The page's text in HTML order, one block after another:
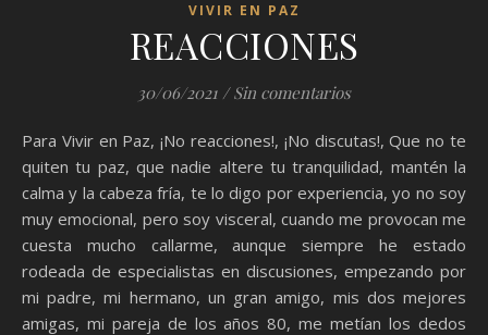
VIVIR EN PAZ
REACCIONES
30/06/2021 / Sin comentarios
Para Vivir en Paz, ¡No reacciones!, ¡No discutas!, Que no te
quiten tu paz, que nadie altere tu tranquilidad, mantén la
calma y la cabeza fría, te lo digo por experiencia, yo no soy
muy emocional, pero soy visceral, cuando me provocan me
cuesta mucho callarme, aunque siempre he estado
rodeada de especialistas en discusiones, empezando por
mi padre, mi hermano, un gran amigo, mis dos mejores
amigas, mi pareja de los años 80, me metían los dedos